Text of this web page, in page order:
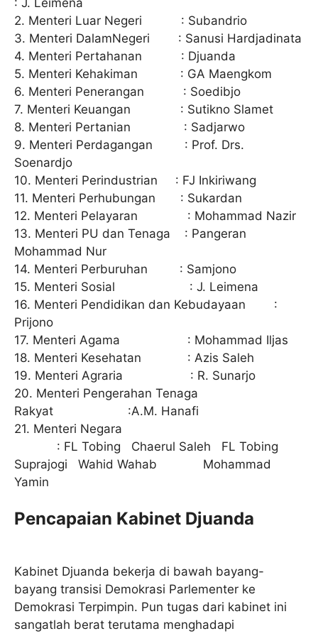
2. Menteri Luar Negeri : Subandrio
3. Menteri DalamNegeri : Sanusi Hardjadinata
4. Menteri Pertahanan : Djuanda
5. Menteri Kehakiman : GA Maengkom
6. Menteri Penerangan : Soedibjo
7. Menteri Keuangan : Sutikno Slamet
8. Menteri Pertanian : Sadjarwo
9. Menteri Perdagangan : Prof. Drs.
Soenardjo
10. Menteri Perindustrian : FJ Inkiriwang
11. Menteri Perhubungan : Sukardan
12. Menteri Pelayaran : Mohammad Nazir
13. Menteri PU dan Tenaga : Pangeran
Mohammad Nur
14. Menteri Perburuhan : Samjono
15. Menteri Sosial : J. Leimena
16. Menteri Pendidikan dan Kebudayaan :
Prijono
17. Menteri Agama : Mohammad Iljas
18. Menteri Kesehatan : Azis Saleh
19. Menteri Agraria : R. Sunarjo
20. Menteri Pengerahan Tenaga
Rakyat :A.M. Hanafi
21. Menteri Negara
: FL Tobing Chaerul Saleh FL Tobing
Suprajogi Wahid Wahab Mohammad
Yamin
Pencapaian Kabinet Djuanda
Kabinet Djuanda bekerja di bawah bayang-
bayang transisi Demokrasi Parlementer ke
Demokrasi Terpimpin. Pun tugas dari kabinet ini
sangatlah berat terutama menghadapi